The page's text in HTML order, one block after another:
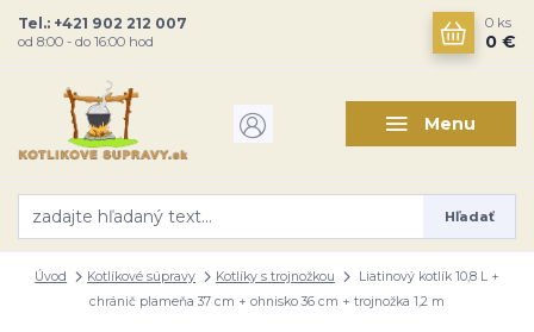
Menu
Hľadať
Tel.: +421 902 212 007
od 8:00 - do 16:00 hod
0 ks
0 €
Úvod Kotlíkové súpravy Kotlíky s trojnožkou
Liatinový kotlík 10,8 L +
chránič plameňa 37 cm + ohnisko 36 cm + trojnožka 1,2 m